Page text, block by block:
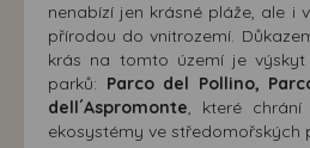
nenabízí jen krásné pláže, ale i
přírodou do vnitrozemí.
krás na tomto území je
parků: Parco del Pollino,
dell´Aspromonte, které chrání
ekosystémy ve středomořských